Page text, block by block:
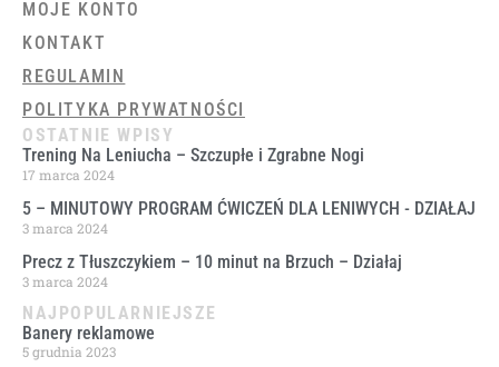
MOJE KONTO
KONTAKT
REGULAMIN
POLITYKA PRYWATNOŚCI
OSTATNIE WPISY
Trening Na Leniucha – Szczupłe i Zgrabne Nogi
17 marca 2024
5 – MINUTOWY PROGRAM ĆWICZEŃ DLA LENIWYCH ​- DZIAŁAJ
3 marca 2024
Precz z Tłuszczykiem – 10 minut na Brzuch – Działaj
3 marca 2024
NAJPOPULARNIEJSZE
Banery reklamowe
5 grudnia 2023